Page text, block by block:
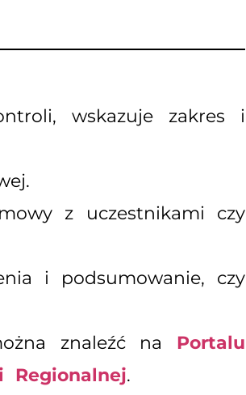
wskazuje zakres i
z uczestnikami czy
i podsumowanie, czy
znaleźć na Portalu
Regionalnej.